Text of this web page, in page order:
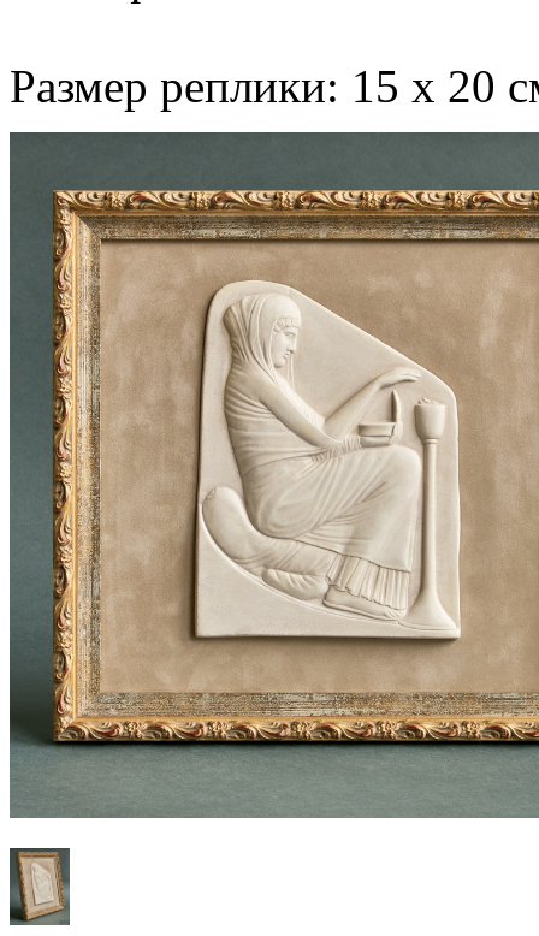
Размер реплики: 15 х 20